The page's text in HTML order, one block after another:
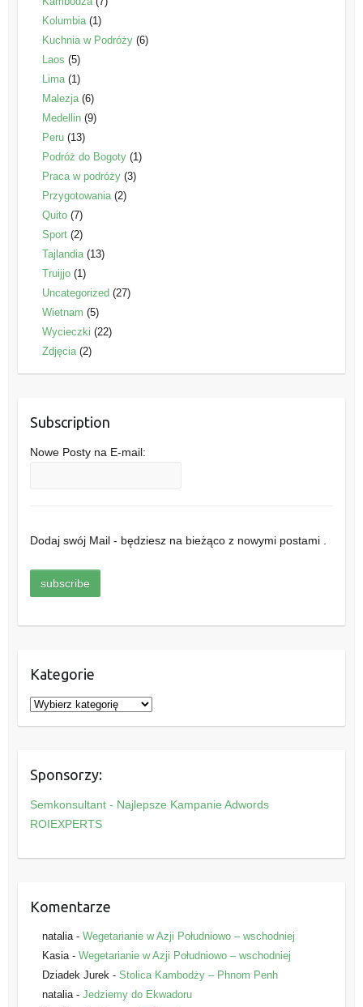
Kolumbia(1)
Kuchnia w Podróży(6)
Laos (5)
Lima(1)
Malezja(6)
Medellin(9)
Peru(13)
Podróż do Bogoty(1)
Praca w podróży(3)
Przygotowania(2)
Quito(7)
Sport(2)
Tajlandia(13)
Truijjo(1)
Uncategorized (27)
Wietnam (5)
Wycieczki (22)
Zdjęcia(2)
Subscription
Nowe Posty na E-mail:
Dodaj swój Mail - będziesz na bieżąco z nowymi postami .
Kategorie
K
a
g
o
r
e
Sponsorzy:
Semkonsultant - Najlepsze Kampanie Adwords
ROIEXPERTS
Komentarze
natalia- Wegetarianie w Azji Południowo – wschodniej
Kasia- Wegetarianie w Azji Południowo – wschodniej
Dziadek Jurek- Stolica Kambodży – Phnom Penh
natalia- Jedziemy do Ekwadoru